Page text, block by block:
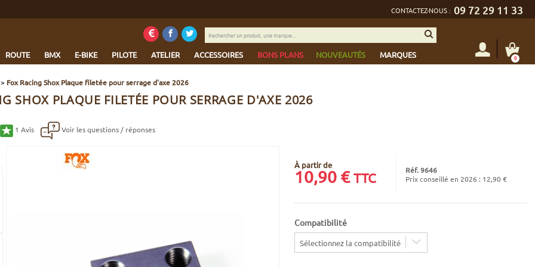
CONTACTEZ-NOUS : 09 72 29 11 33
ROUTE BMX E-BIKE PILOTE ATELIER ACCESSOIRES BONS PLANS NOUVEAUTÉS MARQUES
Rechercher
un
une
marque...
0
> Fox Racing Shox Plaque filetée pour serrage d'axe 2026
SHOX PLAQUE FILETÉE POUR SERRAGE D'AXE 2026
1 Avis Voir les questions / réponses
À partir de
10,90€ TTC
Réf. 9646
Prix conseillé en 2026 : 12,90 €
Compatibilité
Sélectionnez la compatibilité